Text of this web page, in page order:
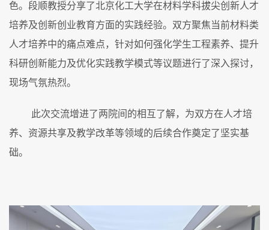
色。段顺教授分享了北京化工大学在材料学科拔尖创新人才
培养及创新创业教育方面的实践经验。双方聚焦当前材料类
人才培养中的痛点难点，针对如何强化学生工程素养、提升
科研创新能力及优化实践教学模式等议题进行了深入探讨，
现场气氛热烈。
此次交流增进了两院间的相互了解，为双方在人才培
养、资源共享及教学改革等领域的后续合作奠定了坚实基
础。